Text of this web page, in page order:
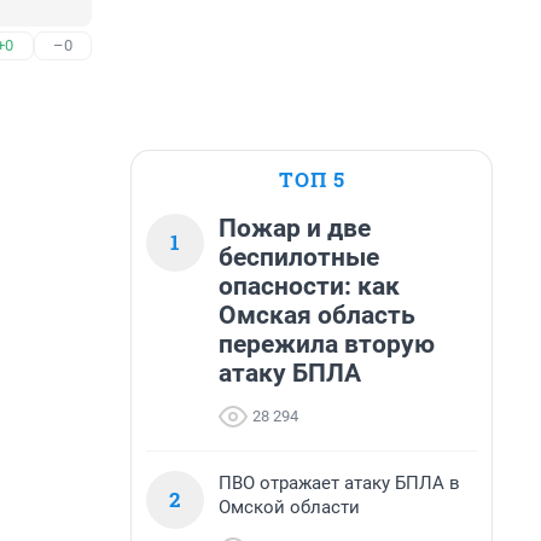
–0
ТОП 5
1
Пожар и две
беспилотные
опасности: как
Омская область
пережила вторую
атаку БПЛА
28 294
2
ПВО отражает атаку БПЛА в
Омской области